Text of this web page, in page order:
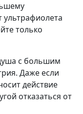
только
с большим
Даже если
действие
отказаться от